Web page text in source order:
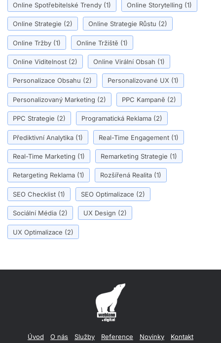
Online Spotřebitelské Trendy (1) Online Storytelling (1)
Online Strategie (2) Online Strategie Růstu (2)
Online Tržby (1) Online Tržiště (1)
Online Viditelnost (2) Online Virální Obsah (1)
Personalizace Obsahu (2) Personalizované UX (1)
Personalizovaný Marketing (2) PPC Kampaně (2)
PPC Strategie (2) Programatická Reklama (2)
Přediktivní Analytika (1) Real-Time Engagement (1)
Real-Time Marketing (1) Remarketing Strategie (1)
Retargeting Reklama (1) Rozšířená Realita (1)
SEO Checklist (1) SEO Optimalizace (2)
Sociální Média (2) UX Design (2)
UX Optimalizace (2)
Úvod O nás Služby Reference Novinky Kontakt